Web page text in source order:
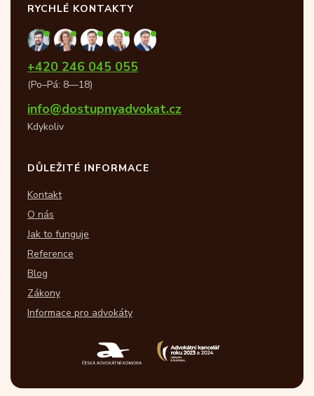
RYCHLÉ KONTAKTY
+420 246 045 055
(Po–Pá: 8—18)
info@dostupnyadvokat.cz
Kdykoliv
DŮLEŽITÉ INFORMACE
Kontakt
O nás
Jak to funguje
Reference
Blog
Zákony
Informace pro advokáty